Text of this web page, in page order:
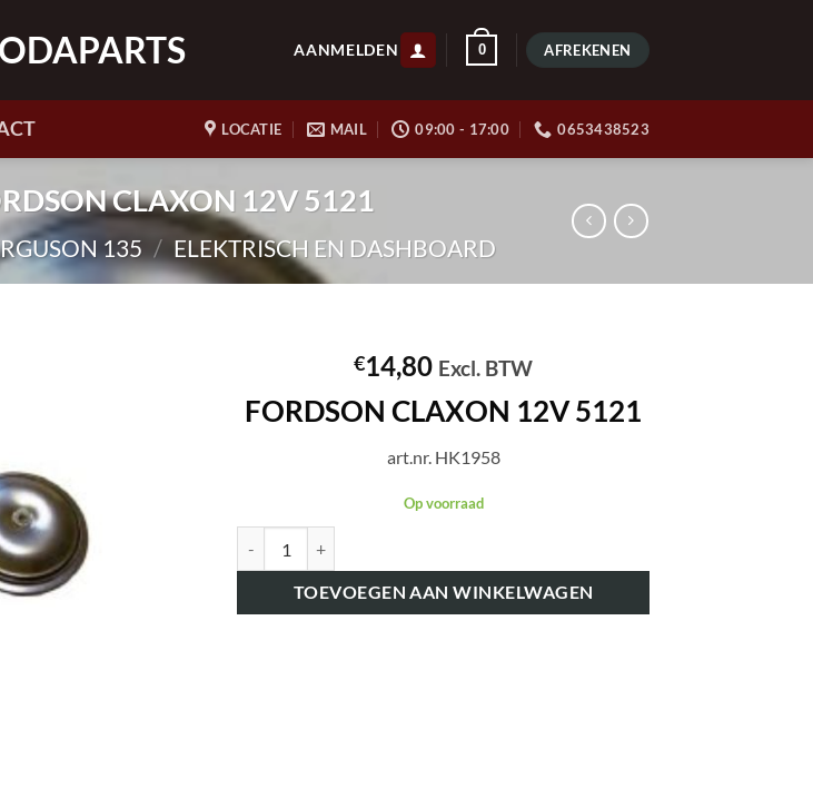
AANMELDEN 0 AFREKENEN
LOCATIE MAIL 09:00 - 17:00 0653438523
CLAXON 12V 5121
135 / ELEKTRISCH EN DASHBOARD
€14,80 Excl. BTW
FORDSON CLAXON 12V 5121
art.nr. HK1958
Op voorraad
TOEVOEGEN AAN WINKELWAGEN